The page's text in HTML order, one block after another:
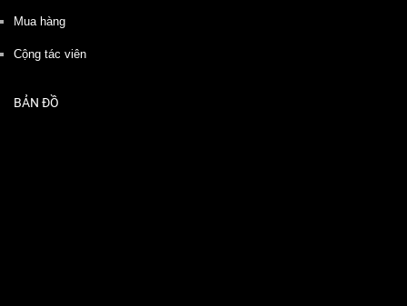
Mua hàng
Cộng tác viên
BẢN ĐỒ